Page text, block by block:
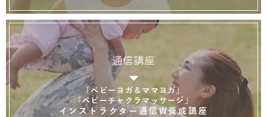
通信講座
「ベビーヨガ＆ママヨガ」
「ベビーチャクラマッサージ」
インストラクター通信W養成講座